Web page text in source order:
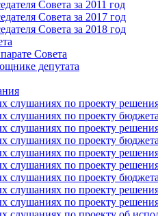
Совета за 2011 год
Совета за 2017 год
Совета за 2018 год
Совета
депутата
слушаниях по проекту
слушаниях по проекту
слушаниях по проекту
слушаниях по проекту
слушаниях по проекту
слушаниях по проекту
слушаниях по проекту
слушаниях по проекту
слушаниях по проекту